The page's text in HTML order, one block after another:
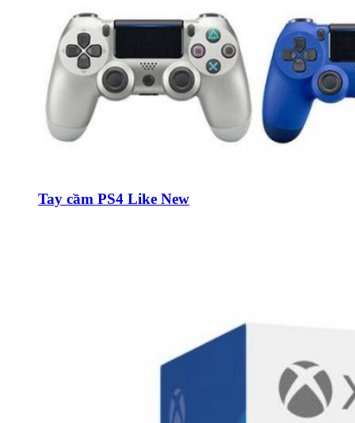
Tay cầm PS4 Like New